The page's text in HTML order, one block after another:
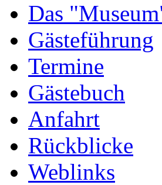
Das
Gästeführung
Termine
Gästebuch
Anfahrt
Rückblicke
Weblinks